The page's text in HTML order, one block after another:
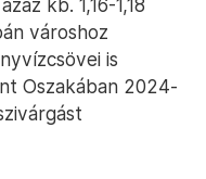
kb. 1,16-1,18
városhoz
is
Oszakában 2024-